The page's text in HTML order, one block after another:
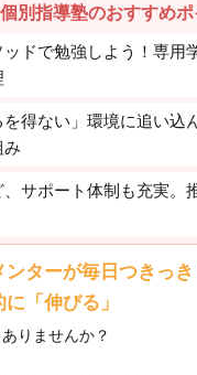
別指導塾のおすすめポ
ドで勉強しよう！専用
を得ない」環境に追い込
み
サポート体制も充実。
ターが毎日つきっき
「伸びる」
りませんか？